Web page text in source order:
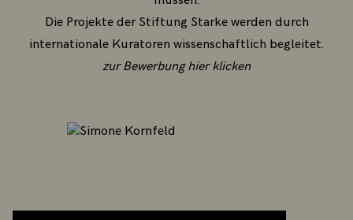
Die Projekte der Stiftung Starke werden durch
internationale Kuratoren wissenschaftlich begleitet.
zur Bewerbung hier klicken